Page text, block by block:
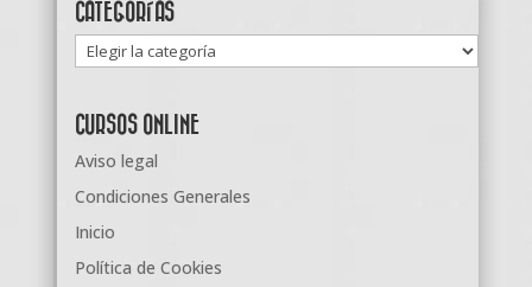
CATEGORÍAS
Categorías
CURSOS ONLINE
Aviso legal
Condiciones Generales
Inicio
Política de Cookies